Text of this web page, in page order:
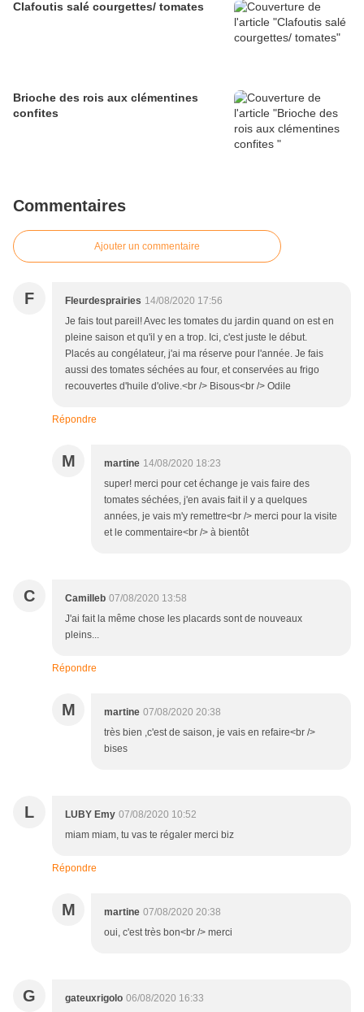
Clafoutis salé courgettes/ tomates
Brioche des rois aux clémentines
confites
Commentaires
Ajouter un commentaire
F Fleurdesprairies 14/08/2020 17:56
Je fais tout pareil! Avec les tomates du jardin quand on est en
pleine saison et qu'il y en a trop. Ici, c'est juste le début.
Placés au congélateur, j'ai ma réserve pour l'année. Je fais
aussi des tomates séchées au four, et conservées au frigo
recouvertes d'huile d'olive.<br /> Bisous<br /> Odile
Répondre
M martine 14/08/2020 18:23
super! merci pour cet échange je vais faire des
tomates séchées, j'en avais fait il y a quelques
années, je vais m'y remettre<br /> merci pour la visite
et le commentaire<br /> à bientôt
C Camilleb 07/08/2020 13:58
J'ai fait la même chose les placards sont de nouveaux
pleins...
Répondre
M martine 07/08/2020 20:38
très bien ,c'est de saison, je vais en refaire<br />
bises
L LUBY Emy 07/08/2020 10:52
miam miam, tu vas te régaler merci biz
Répondre
M martine 07/08/2020 20:38
oui, c'est très bon<br /> merci
G gateuxrigolo 06/08/2020 16:33